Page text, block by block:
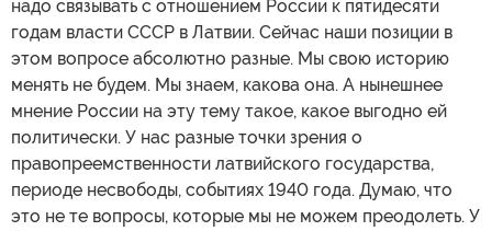
надо связывать с отношением России к пятидесяти
годам власти СССР в Латвии. Сейчас наши позиции в
этом вопросе абсолютно разные. Мы свою историю
менять не будем. Мы знаем, какова она. А нынешнее
мнение России на эту тему такое, какое выгодно ей
политически. У нас разные точки зрения о
правопреемственности латвийского государства,
периоде несвободы, событиях 1940 года. Думаю, что
это не те вопросы, которые мы не можем преодолеть. У